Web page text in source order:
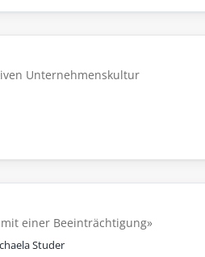
Unternehmenskultur
einer Beeinträchtigung»
Studer